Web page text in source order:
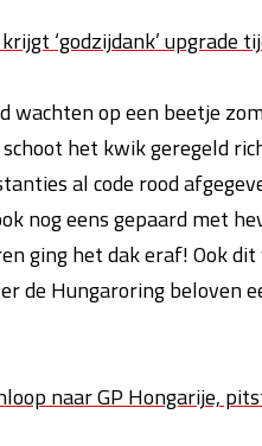
‘godzijdank’ upgrade
wachten op een beetje
het kwik geregeld
al code rood
nog eens gepaard met
ging het dak eraf! Ook
de Hungaroring beloven
naar GP Hongarije,